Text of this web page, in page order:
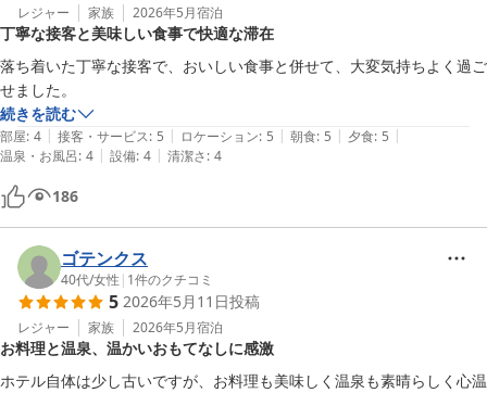
レジャー 家族 2026年5月宿泊
丁寧な接客と美味しい食事で快適な滞在
落ち着いた丁寧な接客で、おいしい食事と併せて、大変気持ちよく過ご
せました。
続きを読む
部屋: 4 | 接客・サービス: 5 | ロケーション: 5 | 朝食: 5 | 夕食: 5 |
温泉・お風呂: 4 | 設備: 4 | 清潔さ: 4
186
ゴテンクス
40代/女性 | 1件のクチコミ
5 2026年5月11日投稿
レジャー 家族 2026年5月宿泊
お料理と温泉、温かいおもてなしに感激
ホテル自体は少し古いですが、お料理も美味しく温泉も素晴らしく心温